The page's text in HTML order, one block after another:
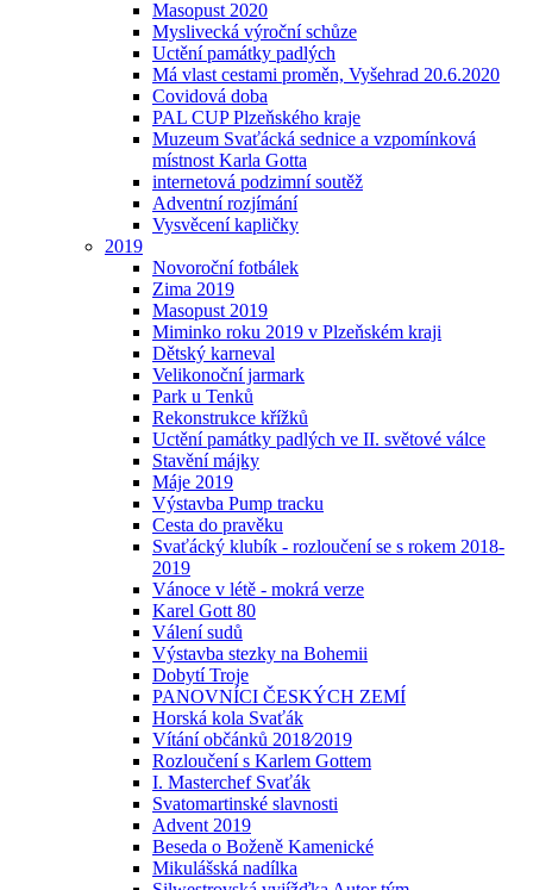
Masopust 2020
Myslivecká výroční schůze
Uctění památky padlých
Má vlast cestami proměn, Vyšehrad 20.6.2020
Covidová doba
PAL CUP Plzeňského kraje
Muzeum Svaťácká sednice a vzpomínková
místnost Karla Gotta
internetová podzimní soutěž
Adventní rozjímání
Vysvěcení kapličky
2019
Novoroční fotbálek
Zima 2019
Masopust 2019
Miminko roku 2019 v Plzeňském kraji
Dětský karneval
Velikonoční jarmark
Park u Tenků
Rekonstrukce křížků
Uctění památky padlých ve II. světové válce
Stavění májky
Máje 2019
Výstavba Pump tracku
Cesta do pravěku
Svaťácký klubík - rozloučení se s rokem 2018-
2019
Vánoce v létě - mokrá verze
Karel Gott 80
Válení sudů
Výstavba stezky na Bohemii
Dobytí Troje
PANOVNÍCI ČESKÝCH ZEMÍ
Horská kola Svaťák
Vítání občánků 2018⁄2019
Rozloučení s Karlem Gottem
I. Masterchef Svaťák
Svatomartinské slavnosti
Advent 2019
Beseda o Boženě Kamenické
Mikulášská nadílka